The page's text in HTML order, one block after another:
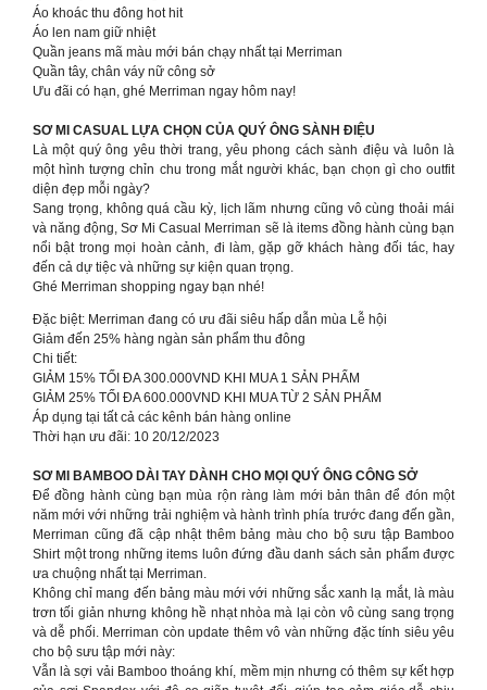
Áo khoác thu đông hot hit
Áo len nam giữ nhiệt
Quần jeans mã màu mới bán chạy nhất tại Merriman
Quần tây, chân váy nữ công sở
Ưu đãi có hạn, ghé Merriman ngay hôm nay!
SƠ MI CASUAL LỰA CHỌN CỦA QUÝ ÔNG SÀNH ĐIỆU
Là một quý ông yêu thời trang, yêu phong cách sành điệu và luôn là
một hình tượng chỉn chu trong mắt người khác, bạn chọn gì cho outfit
diện đẹp mỗi ngày?
Sang trọng, không quá cầu kỳ, lịch lãm nhưng cũng vô cùng thoải mái
và năng động, Sơ Mi Casual Merriman sẽ là items đồng hành cùng bạn
nổi bật trong mọi hoàn cảnh, đi làm, gặp gỡ khách hàng đối tác, hay
đến cả dự tiệc và những sự kiện quan trọng.
Ghé Merriman shopping ngay bạn nhé!
Đặc biệt: Merriman đang có ưu đãi siêu hấp dẫn mùa Lễ hội
Giảm đến 25% hàng ngàn sản phẩm thu đông
Chi tiết:
GIẢM 15% TỐI ĐA 300.000VND KHI MUA 1 SẢN PHẨM
GIẢM 25% TỐI ĐA 600.000VND KHI MUA TỪ 2 SẢN PHẨM
Áp dụng tại tất cả các kênh bán hàng online
Thời hạn ưu đãi: 10 20/12/2023
SƠ MI BAMBOO DÀI TAY DÀNH CHO MỌI QUÝ ÔNG CÔNG SỞ
Để đồng hành cùng bạn mùa rộn ràng làm mới bản thân để đón một
năm mới với những trải nghiệm và hành trình phía trước đang đến gần,
Merriman cũng đã cập nhật thêm bảng màu cho bộ sưu tập Bamboo
Shirt một trong những items luôn đứng đầu danh sách sản phẩm được
ưa chuộng nhất tại Merriman.
Không chỉ mang đến bảng màu mới với những sắc xanh lạ mắt, là màu
trơn tối giản nhưng không hề nhạt nhòa mà lại còn vô cùng sang trọng
và dễ phối. Merriman còn update thêm vô vàn những đặc tính siêu yêu
cho bộ sưu tập mới này:
Vẫn là sợi vải Bamboo thoáng khí, mềm mịn nhưng có thêm sự kết hợp